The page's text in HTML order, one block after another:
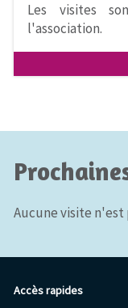
Les visites
l'association.
Aucune visite
Accès rapides